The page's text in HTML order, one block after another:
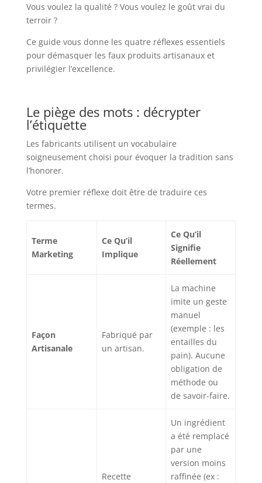
Vous voulez la qualité ? Vous voulez le goût vrai du
terroir ?
Ce guide vous donne les quatre réflexes essentiels
pour démasquer les faux produits artisanaux et
privilégier l’excellence.
Le piège des mots : décrypter
l’étiquette
Les fabricants utilisent un vocabulaire
soigneusement choisi pour évoquer la tradition sans
l’honorer.
Votre premier réflexe doit être de traduire ces
termes.
Terme
Marketing
Ce Qu’il
Implique
Ce Qu’il
Signifie
Réellement
Façon
Artisanale
Fabriqué par
un artisan.
La machine
imite un geste
manuel
(exemple : les
entailles du
pain). Aucune
obligation de
méthode ou
de savoir-faire.
Recette
Un ingrédient
a été remplacé
par une
version moins
raffinée (ex :